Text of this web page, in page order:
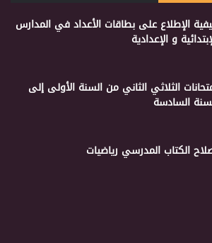
الإطلاع على بطاقات الأعداد في المدارس
و الإعدادية
الثلاثي الثاني من السنة الأولى إلى
السادسة
الكتاب المدرسي رياضيات